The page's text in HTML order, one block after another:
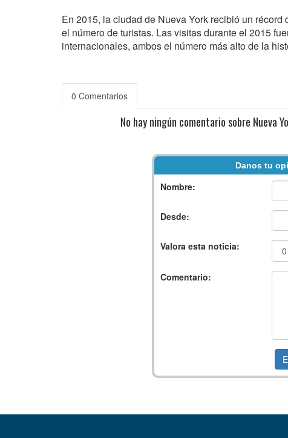
En 2015, la ciudad de Nueva York recibió un
el número de turistas. Las visitas durante el 2015
internacionales, ambos el número más alto de la
0 Comentarios
No hay ningún comentario sobre Nueva
Danos tu
Nombre:
Desde:
Valora esta noticia:
Comentario: